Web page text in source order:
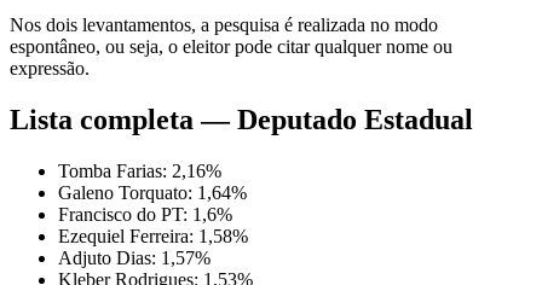
Nos dois levantamentos, a pesquisa é realizada no modo
espontâneo, ou seja, o eleitor pode citar qualquer nome ou
expressão.
Lista completa — Deputado Estadual
Tomba Farias: 2,16%
Galeno Torquato: 1,64%
Francisco do PT: 1,6%
Ezequiel Ferreira: 1,58%
Adjuto Dias: 1,57%
Kleber Rodrigues: 1,53%